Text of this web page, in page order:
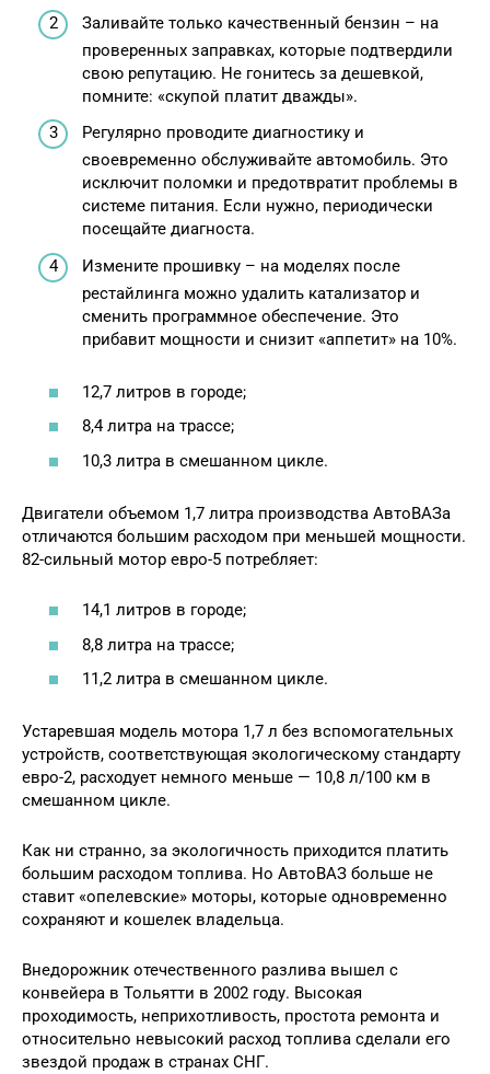
Заливайте только качественный бензин – на
проверенных заправках, которые подтвердили
свою репутацию. Не гонитесь за дешевкой,
помните: «скупой платит дважды».
Регулярно проводите диагностику и
своевременно обслуживайте автомобиль. Это
исключит поломки и предотвратит проблемы в
системе питания. Если нужно, периодически
посещайте диагноста.
Измените прошивку – на моделях после
рестайлинга можно удалить катализатор и
сменить программное обеспечение. Это
прибавит мощности и снизит «аппетит» на 10%.
12,7 литров в городе;
8,4 литра на трассе;
10,3 литра в смешанном цикле.
Двигатели объемом 1,7 литра производства АвтоВАЗа
отличаются большим расходом при меньшей мощности.
82-сильный мотор евро-5 потребляет:
14,1 литров в городе;
8,8 литра на трассе;
11,2 литра в смешанном цикле.
Устаревшая модель мотора 1,7 л без вспомогательных
устройств, соответствующая экологическому стандарту
евро-2, расходует немного меньше — 10,8 л/100 км в
смешанном цикле.
Как ни странно, за экологичность приходится платить
большим расходом топлива. Но АвтоВАЗ больше не
ставит «опелевские» моторы, которые одновременно
сохраняют и кошелек владельца.
Внедорожник отечественного разлива вышел с
конвейера в Тольятти в 2002 году. Высокая
проходимость, неприхотливость, простота ремонта и
относительно невысокий расход топлива сделали его
звездой продаж в странах СНГ.